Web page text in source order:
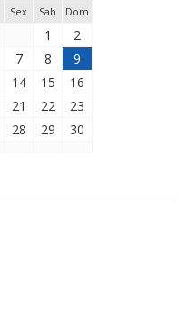
Sex Sab Dom
1
2
7 8
9
14 15
16
21 22
23
28 29
30